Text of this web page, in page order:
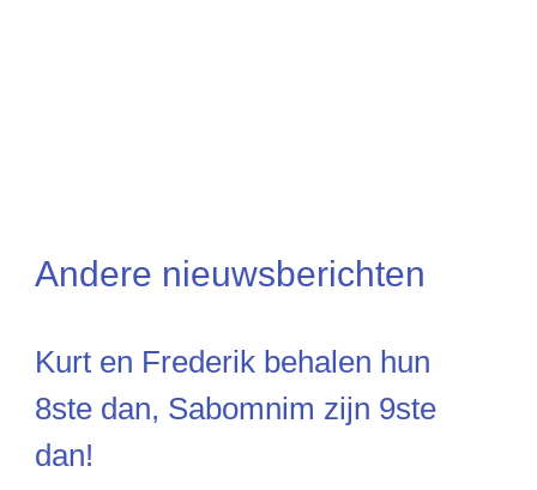
Andere nieuwsberichten
Kurt en Frederik behalen hun
8ste dan, Sabomnim zijn 9ste
dan!